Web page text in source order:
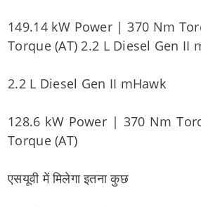
149.14 kW Power | 370 Nm
Torque (AT) 2.2 L Diesel Gen II
2.2 L Diesel Gen II mHawk
128.6 kW Power | 370 Nm
Torque (AT)
एसयूवी में मिलेगा इतना कुछ